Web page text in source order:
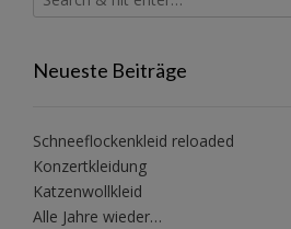
Neueste Beiträge
Schneeflockenkleid reloaded
Konzertkleidung
Katzenwollkleid
Alle Jahre wieder…